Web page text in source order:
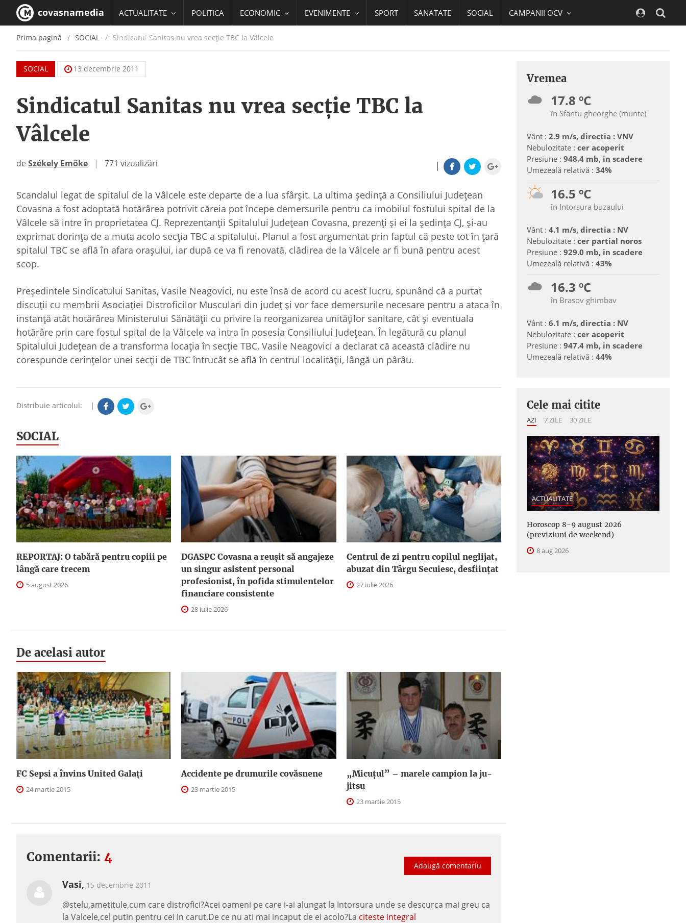
covasnamedia ACTUALITATE POLITICA ECONOMIC EVENIMENTE SPORT SANATATE SOCIAL CAMPANII OCV
EDUCATIE
Prima pagină SOCIAL Sindicatul Sanitas nu vrea secţie TBC la Vâlcele
SOCIAL 13 decembrie 2011
Sindicatul Sanitas nu vrea secţie TBC la
Vâlcele
|
deSzékely Emőke | 771 vizualizări
Scandalul legat de spitalul de la Vâlcele este departe de a lua sfârşit. La ultima şedinţă a Consiliului Judeţean
Covasna a fost adoptată hotărârea potrivit căreia pot începe demersurile pentru ca imobilul fostului spital de la
Vâlcele să intre în proprietatea CJ. Reprezentanţii Spitalului Judeţean Covasna, prezenţi şi ei la şedinţa CJ, şi-au
exprimat dorinţa de a muta acolo secţia TBC a spitalului. Planul a fost argumentat prin faptul că peste tot în ţară
spitalul TBC se află în afara oraşului, iar după ce va fi renovată, clădirea de la Vâlcele ar fi bună pentru acest
scop.
Preşedintele Sindicatului Sanitas, Vasile Neagovici, nu este însă de acord cu acest lucru, spunând că a purtat
discuţii cu membrii Asociaţiei Distroficilor Musculari din judeţ şi vor face demersurile necesare pentru a ataca în
instanţă atât hotărârea Ministerului Sănătăţii cu privire la reorganizarea unităţilor sanitare, cât şi eventuala
hotărâre prin care fostul spital de la Vâlcele va intra în posesia Consiliului Judeţean. În legătură cu planul
Spitalului Judeţean de a transforma locaţia în secţie TBC, Vasile Neagovici a declarat că această clădire nu
corespunde cerinţelor unei secţii de TBC întrucât se află în centrul localităţii, lângă un pârâu.
Distribuie articolul: |
SOCIAL
REPORTAJ: O tabără pentru copiii pe
lângă care trecem
5 august 2026
DGASPC Covasna a reuşit să angajeze
un singur asistent personal
profesionist, în pofida stimulentelor
financiare consistente
28 iulie 2026
Centrul de zi pentru copilul neglijat,
abuzat din Târgu Secuiesc, desfiinţat
27 iulie 2026
De acelasi autor
FC Sepsi a învins United Galați
24 martie 2015
Accidente pe drumurile covăsnene
23 martie 2015
„Micuțul” – marele campion la ju-
jitsu
23 martie 2015
Comentarii: 4
Adaugă comentariu
Vasi, 15 decembrie 2011
@stelu,ametitule,cum care distrofici?Acei oameni pe care i-ai alungat la Intorsura unde se descurca mai greu ca
la Valcele,cel putin pentru cei in carut.De ce nu ati mai incaput de ei acolo?La citeste integral
Vremea
17.8 ºC
în Sfantu gheorghe (munte)
Vânt : 2.9 m/s, directia : VNV
Nebulozitate : cer acoperit
Presiune : 948.4 mb, in scadere
Umezeală relativă : 34%
16.5 ºC
în Intorsura buzaului
Vânt : 4.1 m/s, directia : NV
Nebulozitate : cer partial noros
Presiune : 929.0 mb, in scadere
Umezeală relativă : 43%
16.3 ºC
în Brasov ghimbav
Vânt : 6.1 m/s, directia : NV
Nebulozitate : cer acoperit
Presiune : 947.4 mb, in scadere
Umezeală relativă : 44%
Cele mai citite
AZI 7 ZILE 30 ZILE
ACTUALITATE
Horoscop 8-9 august 2026
(previziuni de weekend)
8 aug 2026